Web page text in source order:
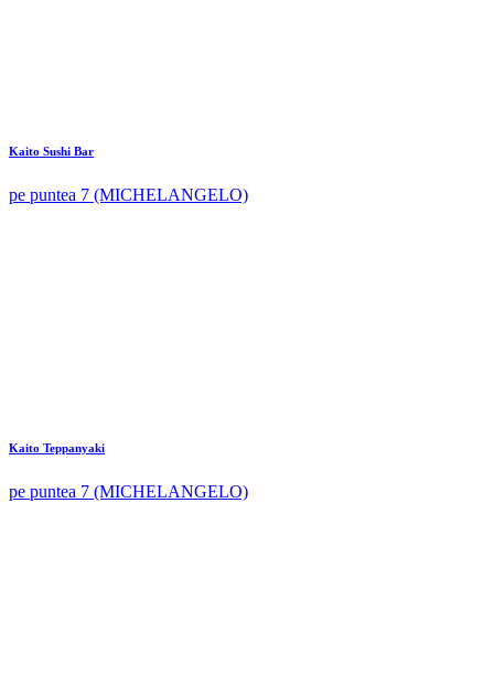
Kaito Sushi Bar
pe puntea 7 (MICHELANGELO)
Kaito Teppanyaki
pe puntea 7 (MICHELANGELO)